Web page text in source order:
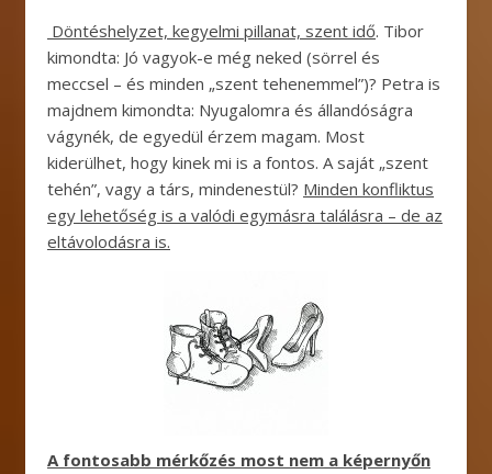
Döntéshelyzet, kegyelmi pillanat, szent idő. Tibor
kimondta: Jó vagyok-e még neked (sörrel és
meccsel – és minden „szent tehenemmel”)? Petra is
majdnem kimondta: Nyugalomra és állandóságra
vágynék, de egyedül érzem magam. Most
kiderülhet, hogy kinek mi is a fontos. A saját „szent
tehén”, vagy a társ, mindenestül? Minden konfliktus
egy lehetőség is a valódi egymásra találásra – de az
eltávolodásra is.
A fontosabb mérkőzés most nem a képernyőn